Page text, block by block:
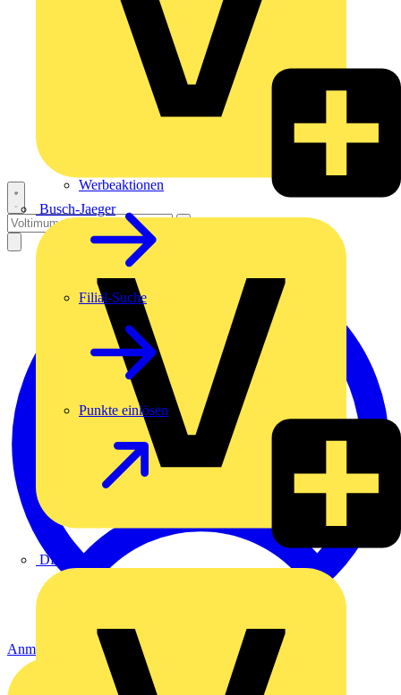
Busch-Jaeger
DEHN
Werbeaktionen
Filial-Suche
Punkte einlösen
Anmelden Registrierung